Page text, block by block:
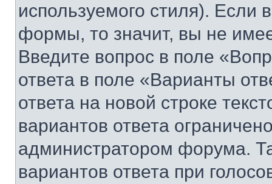
используемого стиля). Если
формы, то значит, вы не
Введите вопрос в поле
ответа в поле «Варианты
ответа на новой строке
вариантов ответа
администратором форума.
вариантов ответа при